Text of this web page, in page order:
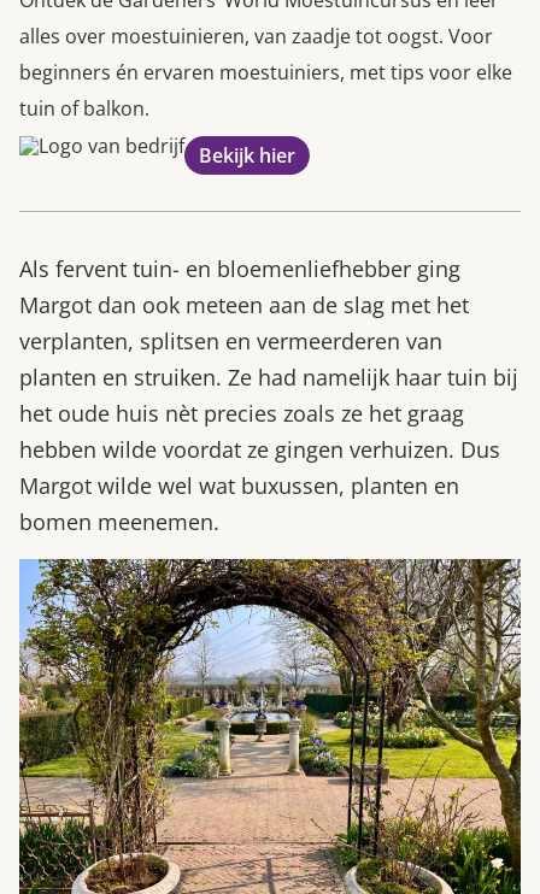
alles over moestuinieren, van zaadje tot oogst. Voor
beginners én ervaren moestuiniers, met tips voor elke
tuin of balkon.
Bekijk hier
Als fervent tuin- en bloemenliefhebber ging
Margot dan ook meteen aan de slag met het
verplanten, splitsen en vermeerderen van
planten en struiken. Ze had namelijk haar tuin bij
het oude huis nèt precies zoals ze het graag
hebben wilde voordat ze gingen verhuizen. Dus
Margot wilde wel wat buxussen, planten en
bomen meenemen.